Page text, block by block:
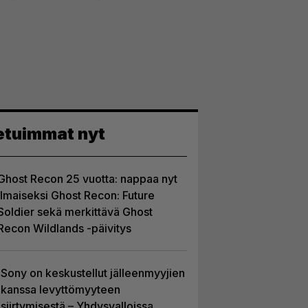
nyt
Recon 25 vuotta: nappaa nyt
Ghost Recon: Future
sekä merkittävä Ghost
Wildlands -päivitys
Sony on keskustellut jälleenmyyjien
kanssa levyttömyyteen